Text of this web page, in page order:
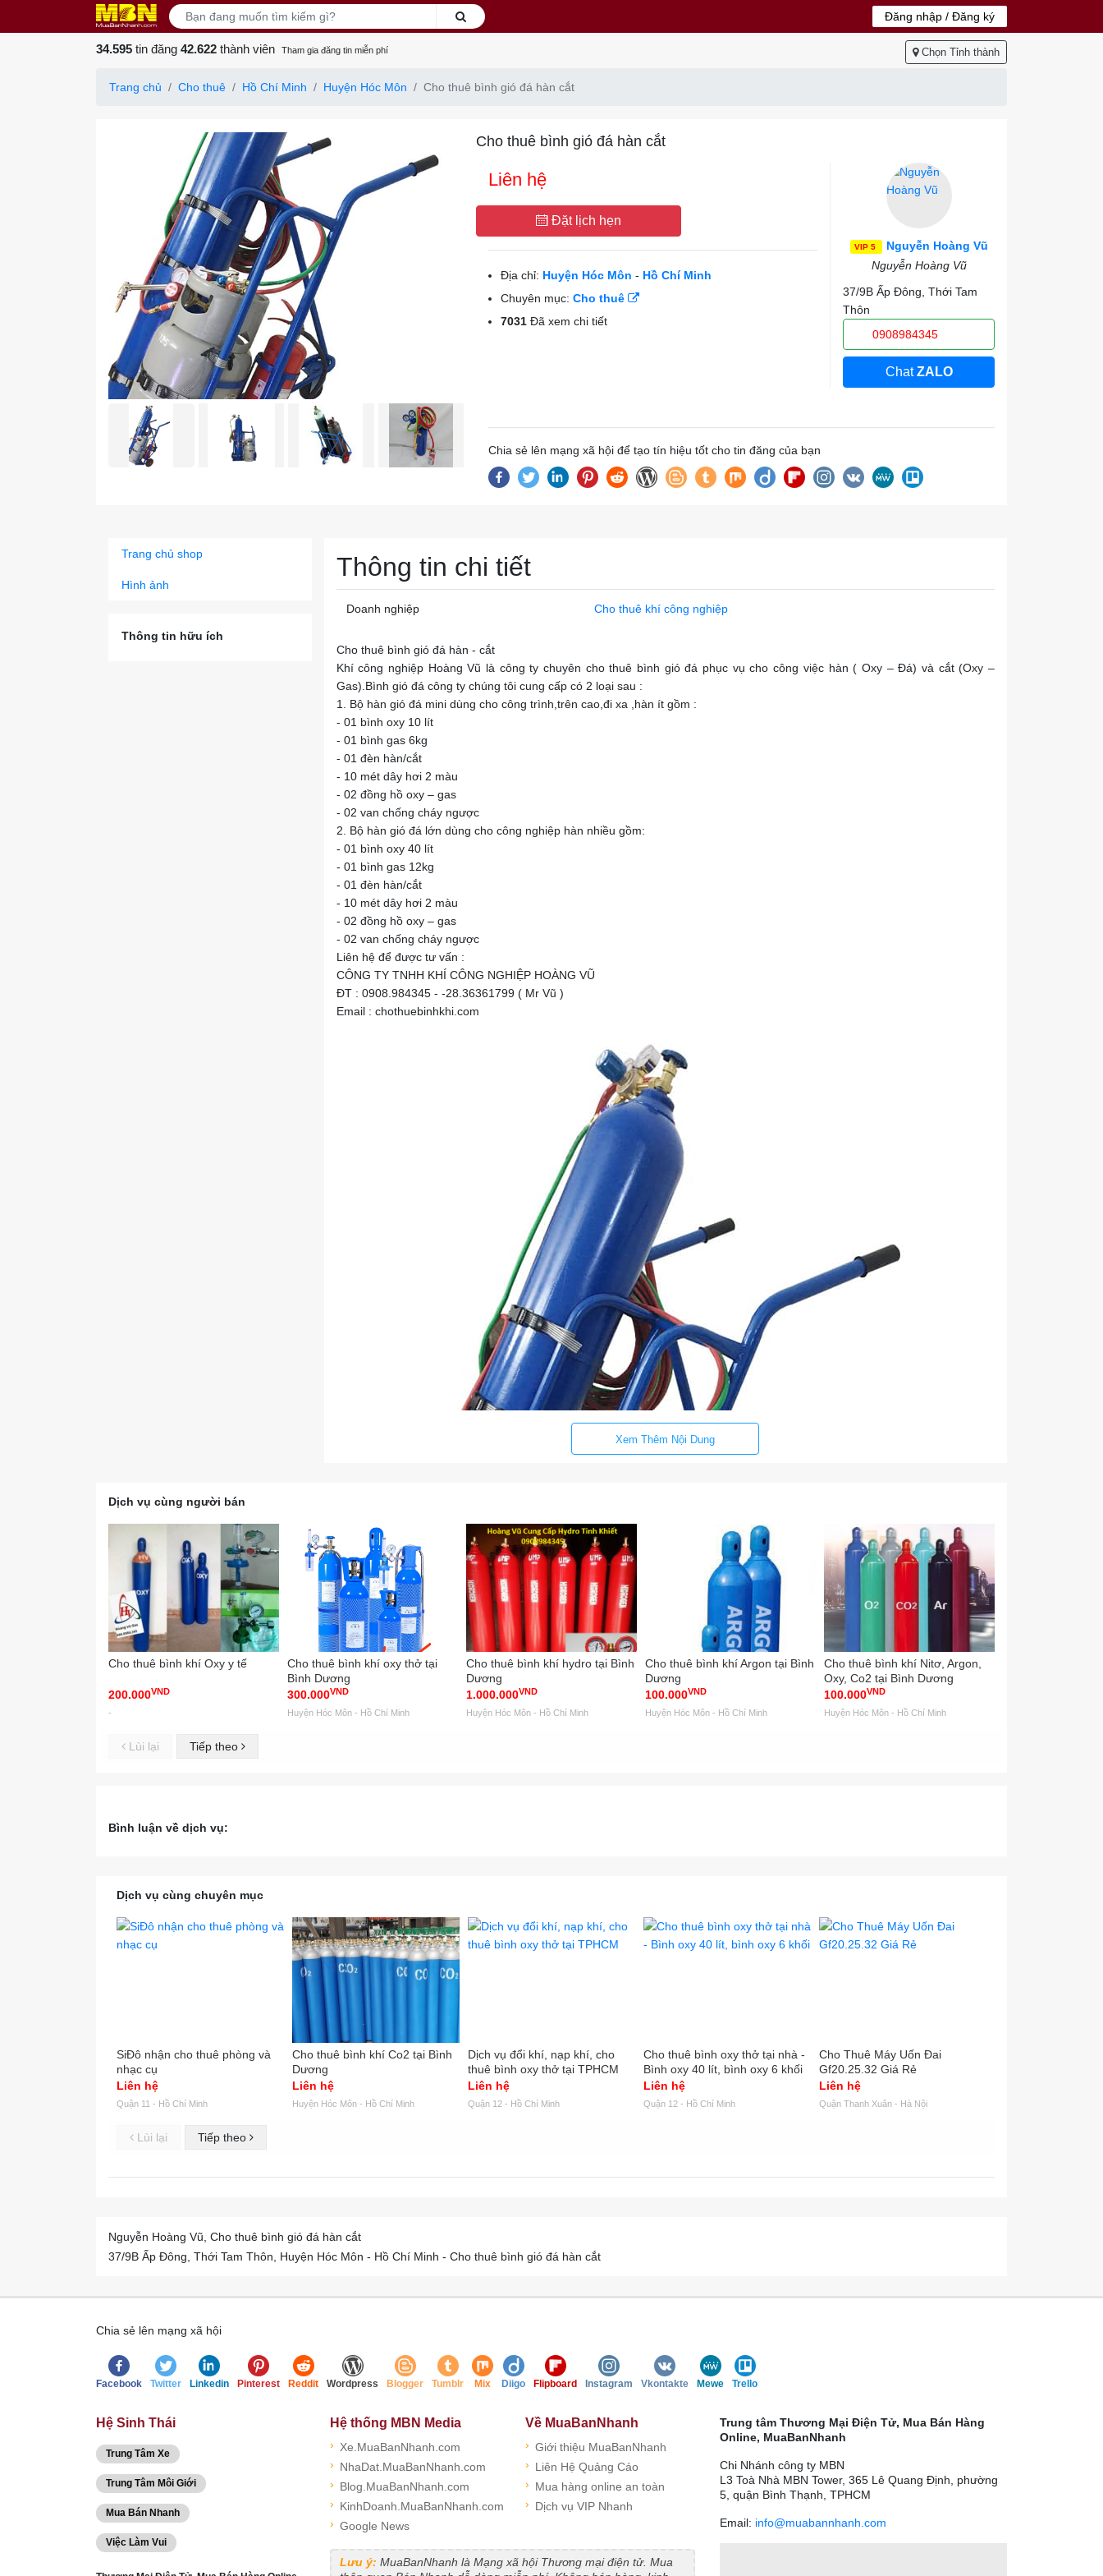
Đăng nhập / Đăng ký
34.595 tin đăng 42.622 thành viên Tham gia đăng tin miễn phí Chọn Tỉnh thành
Trang chủ Cho thuê Hồ Chí Minh Huyện Hóc Môn Cho thuê bình gió đá hàn cắt
Cho thuê bình gió đá hàn cắt
Liên hệ
Đặt lịch hẹn
Địa chỉ: Huyện Hóc Môn - Hồ Chí Minh
Chuyên mục: Cho thuê
7031Đã xem chi tiết
VIP 5
Nguyễn Hoàng Vũ
Nguyễn Hoàng Vũ
37/9B Ấp Đông, Thới Tam
Thôn
0908984345
ChatZALO
Chia sẻ lên mạng xã hội để tạo tín hiệu tốt cho tin đăng của bạn
Trang chủ shop
Hình ảnh
Thông tin hữu ích
Thông tin chi tiết
Doanh nghiệp Cho thuê khí công nghiệp
Cho thuê bình gió đá hàn - cắt
Khí công nghiệp Hoàng Vũ là công ty chuyên cho thuê bình gió đá phục vụ cho công việc hàn ( Oxy – Đá) và cắt (Oxy –
Gas).Bình gió đá công ty chúng tôi cung cấp có 2 loại sau :
1. Bộ hàn gió đá mini dùng cho công trình,trên cao,đi xa ,hàn ít gồm :
- 01 bình oxy 10 lít
- 01 bình gas 6kg
- 01 đèn hàn/cắt
- 10 mét dây hơi 2 màu
- 02 đồng hồ oxy – gas
- 02 van chống cháy ngược
2. Bộ hàn gió đá lớn dùng cho công nghiệp hàn nhiều gồm:
- 01 bình oxy 40 lít
- 01 bình gas 12kg
- 01 đèn hàn/cắt
- 10 mét dây hơi 2 màu
- 02 đồng hồ oxy – gas
- 02 van chống cháy ngược
Liên hệ để được tư vấn :
CÔNG TY TNHH KHÍ CÔNG NGHIỆP HOÀNG VŨ
ĐT : 0908.984345 - -28.36361799 ( Mr Vũ )
Email : chothuebinhkhi.com
Xem Thêm Nội Dung
Dịch vụ cùng người bán
Cho thuê bình khí Oxy y tế
200.000VND
-
Cho thuê bình khí oxy thở tại
Bình Dương
300.000VND
Huyện Hóc Môn - Hồ Chí Minh
Cho thuê bình khí hydro tại Bình
Dương
1.000.000VND
Huyện Hóc Môn - Hồ Chí Minh
Cho thuê bình khí Argon tại Bình
Dương
100.000VND
Huyện Hóc Môn - Hồ Chí Minh
Cho thuê bình khí Nitơ, Argon,
Oxy, Co2 tại Bình Dương
100.000VND
Huyện Hóc Môn - Hồ Chí Minh
Lùi lại Tiếp theo
Bình luận về dịch vụ:
Dịch vụ cùng chuyên mục
SiĐô nhận cho thuê phòng và
nhạc cụ
Liên hệ
Quận 11 - Hồ Chí Minh
Cho thuê bình khí Co2 tại Bình
Dương
Liên hệ
Huyện Hóc Môn - Hồ Chí Minh
Dịch vụ đổi khí, nạp khí, cho
thuê bình oxy thở tại TPHCM
Liên hệ
Quận 12 - Hồ Chí Minh
Cho thuê bình oxy thở tại nhà -
Bình oxy 40 lít, bình oxy 6 khối
Liên hệ
Quận 12 - Hồ Chí Minh
Cho Thuê Máy Uốn Đai
Gf20.25.32 Giá Rẻ
Liên hệ
Quận Thanh Xuân - Hà Nội
Lùi lại Tiếp theo
Nguyễn Hoàng Vũ, Cho thuê bình gió đá hàn cắt
37/9B Ấp Đông, Thới Tam Thôn, Huyện Hóc Môn - Hồ Chí Minh - Cho thuê bình gió đá hàn cắt
Chia sẻ lên mạng xã hội
Facebook Twitter Linkedin Pinterest Reddit Wordpress Blogger Tumblr Mix Diigo Flipboard Instagram Vkontakte Mewe Trello
Hệ Sinh Thái
Trung Tâm Xe
Trung Tâm Môi Giới
Mua Bán Nhanh
Việc Làm Vui
Hệ thống MBN Media
› Xe.MuaBanNhanh.com
› NhaDat.MuaBanNhanh.com
› Blog.MuaBanNhanh.com
› KinhDoanh.MuaBanNhanh.com
› Google News
Về MuaBanNhanh
› Giới thiệu MuaBanNhanh
› Liên Hệ Quảng Cáo
› Mua hàng online an toàn
› Dịch vụ VIP Nhanh
Lưu ý: MuaBanNhanh là Mạng xã hội Thương mại điện tử. Mua
Trung tâm Thương Mại Điện Tử, Mua Bán Hàng
Online, MuaBanNhanh
Chi Nhánh công ty MBN
L3 Toà Nhà MBN Tower, 365 Lê Quang Định, phường
5, quận Bình Thạnh, TPHCM
Email: info@muabannhanh.com